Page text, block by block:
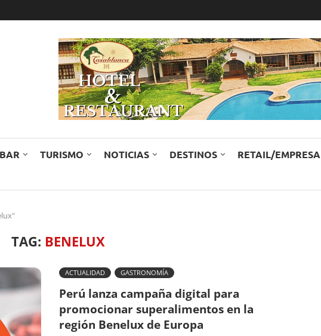
TURISMO NOTICIAS DESTINOS RETAIL/EMPRESA
TAG: BENELUX
ACTUALIDAD GASTRONOMÍA
Perú lanza campaña digital para
promocionar superalimentos en la
región Benelux de Europa